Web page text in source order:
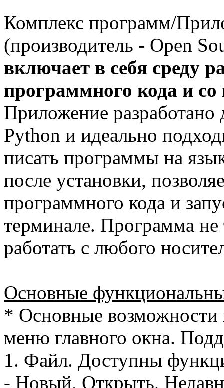
Комплекс программ/
(производитель - Open
включает в себя среду
программного кода и
Приложение разработано
Python и идеально
писать программы на
после установки,
программного кода и
терминале. Программа не
работать с любого
Основные
* Основные возможности
меню главного окна.
1. Файл. Доступны
- Новый, Открыть,